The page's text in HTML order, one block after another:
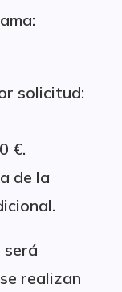
solicitud:
€.
de la
será
realizan